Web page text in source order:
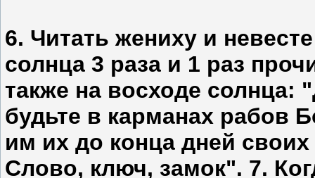
6. Читать жениху и
солнца 3 раза и 1 раз
также на восходе солнца:
будьте в карманах рабов
им их до конца дней своих
Слово, ключ, замок". 7.